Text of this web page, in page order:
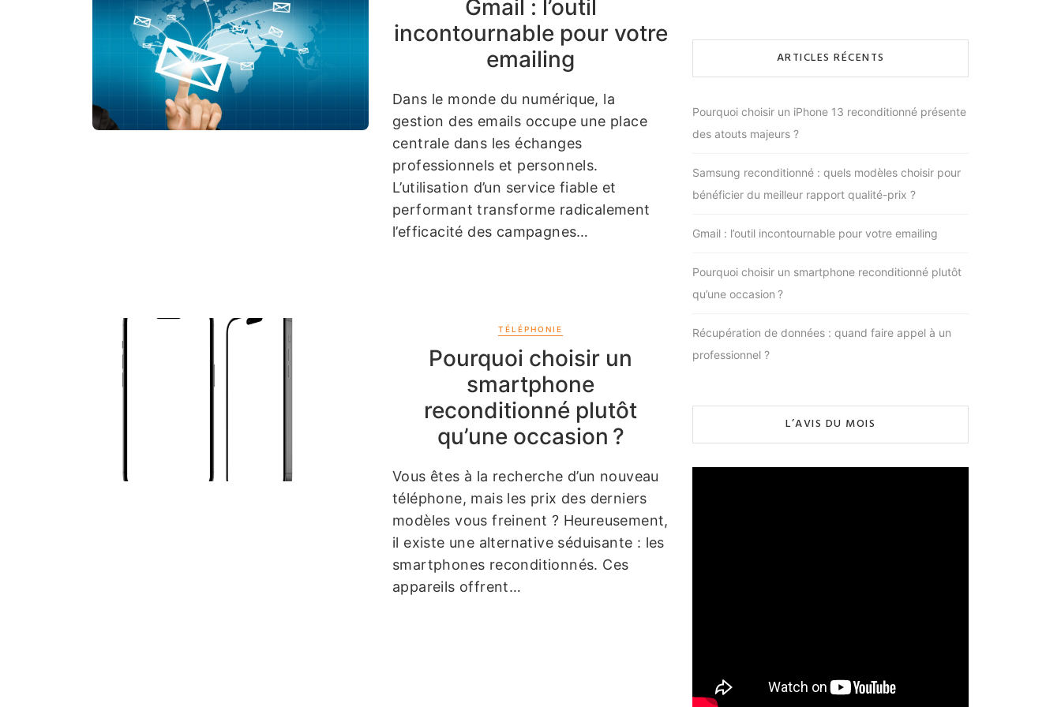
Gmail : l’outil
incontournable pour votre
emailing
Dans le monde du numérique, la
gestion des emails occupe une place
centrale dans les échanges
professionnels et personnels.
L’utilisation d’un service fiable et
performant transforme radicalement
l’efficacité des campagnes…
TÉLÉPHONIE
Pourquoi choisir un
smartphone
reconditionné plutôt
qu’une occasion ?
Vous êtes à la recherche d’un nouveau
téléphone, mais les prix des derniers
modèles vous freinent ? Heureusement,
il existe une alternative séduisante : les
smartphones reconditionnés. Ces
appareils offrent…
ARTICLES RÉCENTS
Pourquoi choisir un iPhone 13 reconditionné présente
des atouts majeurs ?
Samsung reconditionné : quels modèles choisir pour
bénéficier du meilleur rapport qualité-prix ?
Gmail : l’outil incontournable pour votre emailing
Pourquoi choisir un smartphone reconditionné plutôt
qu’une occasion ?
Récupération de données : quand faire appel à un
professionnel ?
L’AVIS DU MOIS